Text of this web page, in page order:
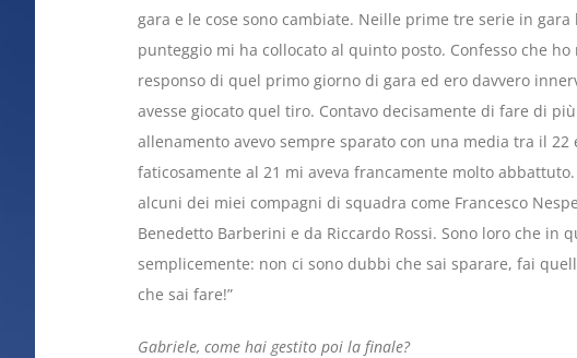
gara e le cose sono cambiate. Neille prime tre serie in
punteggio mi ha collocato al quinto posto. Confesso che
responso di quel primo giorno di gara ed ero davvero
avesse giocato quel tiro. Contavo decisamente di fare di
allenamento avevo sempre sparato con una media tra il 22
faticosamente al 21 mi aveva francamente molto
alcuni dei miei compagni di squadra come Francesco
Benedetto Barberini e da Riccardo Rossi. Sono loro che in
semplicemente: non ci sono dubbi che sai sparare, fai
che sai fare!”
Gabriele, come hai gestito poi la finale?